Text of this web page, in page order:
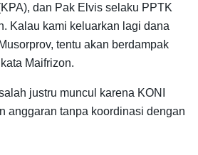
dan Pak Elvis selaku PPTK
Kalau kami keluarkan lagi dana
tentu akan berdampak
Maifrizon.
justru muncul karena KONI
anggaran tanpa koordinasi dengan